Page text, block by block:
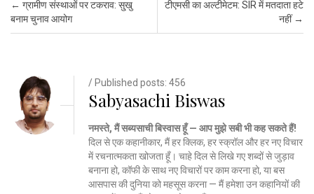
Post navigation
← ग्रामीण संस्थाओं पर टकराव: सु्खु
बनाम चुनाव आयोग
टीएमसी का अल्टीमेटम: SIR में मतदाता हटे
नहीं→
/ Published posts: 456
Sabyasachi Biswas
नमस्ते, मैं सब्यसाची बिस्वास हूँ — आप मुझे सबी भी कह सकते हैं!
दिल से एक कहानीकार, मैं हर क्लिक, हर स्क्रॉल और हर नए विचार
में रचनात्मकता खोजता हूँ। चाहे दिल से लिखे गए शब्दों से जुड़ाव
बनाना हो, कॉफी के साथ नए विचारों पर काम करना हो, या बस
आसपास की दुनिया को महसूस करना — मैं हमेशा उन कहानियों की